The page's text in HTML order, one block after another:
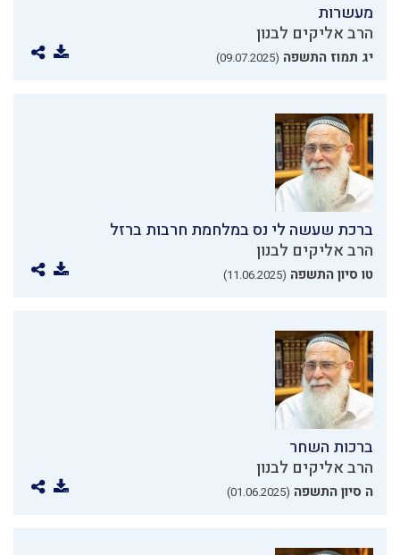
מעשרות
הרב אליקים לבנון
יג תמוז התשפה (09.07.2025)
ברכת שעשה לי נס במלחמת חרבות ברזל
הרב אליקים לבנון
טו סיון התשפה (11.06.2025)
ברכות השחר
הרב אליקים לבנון
ה סיון התשפה (01.06.2025)